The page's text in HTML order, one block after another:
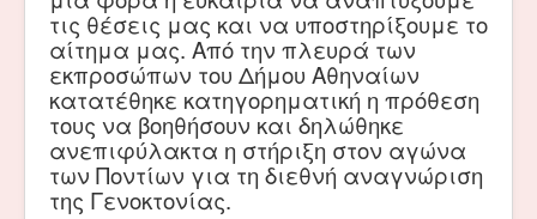
τις θέσεις μας και να υποστηρίξουμε το
αίτημα μας. Από την πλευρά των
εκπροσώπων του Δήμου Αθηναίων
κατατέθηκε κατηγορηματική η πρόθεση
τους να βοηθήσουν και δηλώθηκε
ανεπιφύλακτα η στήριξη στον αγώνα
των Ποντίων για τη διεθνή αναγνώριση
της Γενοκτονίας.